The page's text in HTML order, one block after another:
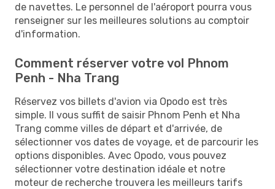
de navettes. Le personnel de l'aéroport pourra vous
renseigner sur les meilleures solutions au comptoir
d'information.
Comment réserver votre vol Phnom
Penh - Nha Trang
Réservez vos billets d'avion via Opodo est très
simple. Il vous suffit de saisir Phnom Penh et Nha
Trang comme villes de départ et d'arrivée, de
sélectionner vos dates de voyage, et de parcourir les
options disponibles. Avec Opodo, vous pouvez
sélectionner votre destination idéale et notre
moteur de recherche trouvera les meilleurs tarifs